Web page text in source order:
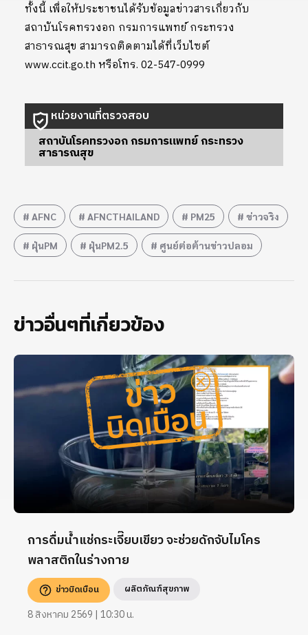
ทั้งนี้ เพื่อให้ประชาชนได้รับข้อมูลข่าวสารเกี่ยวกับ
สถาบันโรคทรวงอก กรมการแพทย์ กระทรวง
สาธารณสุข สามารถติดตามได้ที่เว็บไซต์
www.ccit.go.th หรือโทร. 02-547-0999
หน่วยงานที่ตรวจสอบ
สถาบันโรคทรวงอก กรมการแพทย์ กระทรวง
สาธารณสุข
AFNC AFNCTHAILAND PM25 ข่าวจริง
ฝุ่นPM ฝุ่นPM2.5 ศูนย์ต่อต้านข่าวปลอม
ข่าวอื่นๆที่เกี่ยวข้อง
การดื่มน้ำแช่กระเจี๊ยบเขียว จะช่วยดักจับไมโคร
พลาสติกในร่างกาย
ข่าวบิดเบือน ผลิตภัณฑ์สุขภาพ
8 สิงหาคม 2569 | 10:30 น.